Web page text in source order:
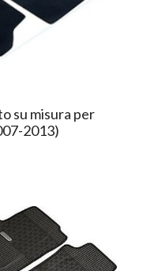
su misura per
2013)